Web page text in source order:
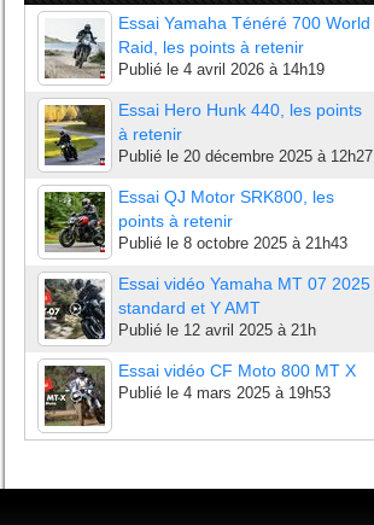
Essai Yamaha Ténéré 700 World
Raid, les points à retenir
Publié le 4 avril 2026 à 14h19
Essai Hero Hunk 440, les points
à retenir
Publié le 20 décembre 2025 à 12h27
Essai QJ Motor SRK800, les
points à retenir
Publié le 8 octobre 2025 à 21h43
Essai vidéo Yamaha MT 07 2025
standard et Y AMT
Publié le 12 avril 2025 à 21h
Essai vidéo CF Moto 800 MT X
Publié le 4 mars 2025 à 19h53